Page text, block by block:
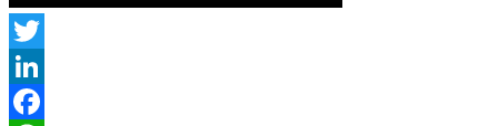
Twitter
LinkedIn